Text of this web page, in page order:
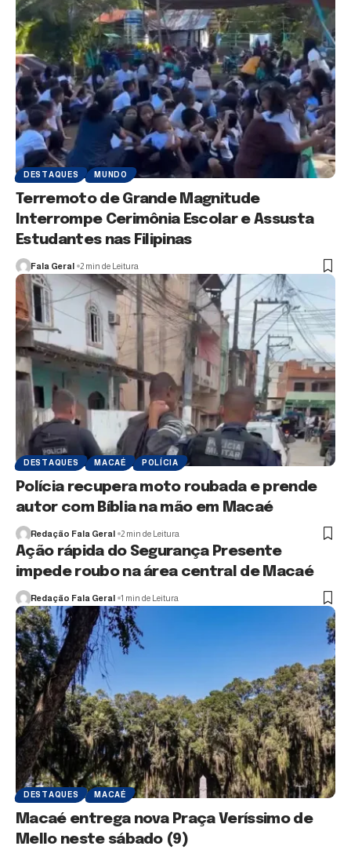
DESTAQUES MUNDO
Terremoto de Grande Magnitude
Interrompe Cerimônia Escolar e Assusta
Estudantes nas Filipinas
Fala Geral 2 min de Leitura
DESTAQUES MACAÉ POLÍCIA
Polícia recupera moto roubada e prende
autor com Bíblia na mão em Macaé
Redação Fala Geral 2 min de Leitura
Ação rápida do Segurança Presente
impede roubo na área central de Macaé
Redação Fala Geral 1 min de Leitura
DESTAQUES MACAÉ
Macaé entrega nova Praça Veríssimo de
Mello neste sábado (9)